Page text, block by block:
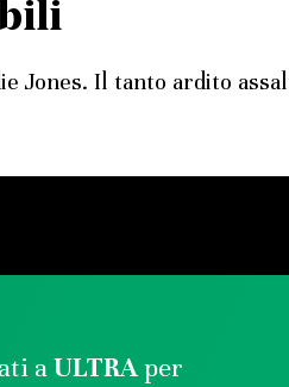
Jones. Il tanto ardito
aULTRAper